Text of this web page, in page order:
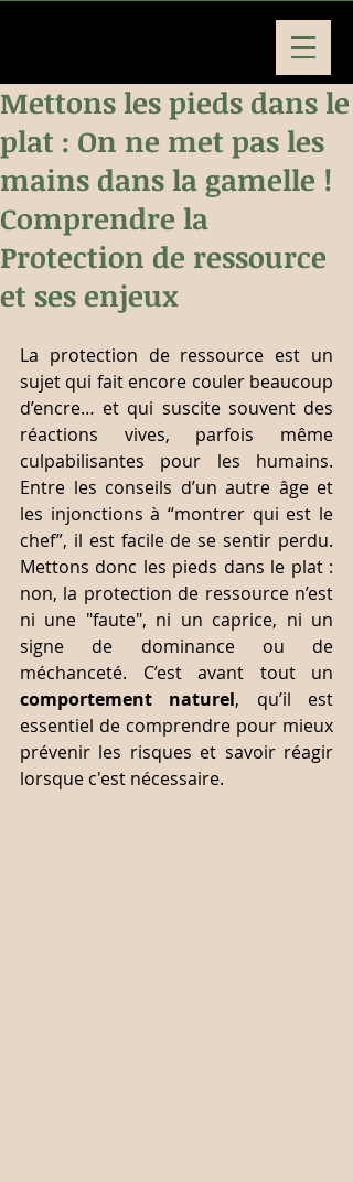
Mettons les pieds dans le
plat : On ne met pas les
mains dans la gamelle !
Comprendre la
Protection de ressource
et ses enjeux
La protection de ressource est un
sujet qui fait encore couler beaucoup
d’encre… et qui suscite souvent des
réactions vives, parfois même
culpabilisantes pour les humains.
Entre les conseils d’un autre âge et
les injonctions à “montrer qui est le
chef”, il est facile de se sentir perdu.
Mettons donc les pieds dans le plat :
non, la protection de ressource n’est
ni une "faute", ni un caprice, ni un
signe de dominance ou de
comportement naturel, qu’il est
essentiel de comprendre pour mieux
prévenir les risques et savoir réagir
lorsque c'est nécessaire.